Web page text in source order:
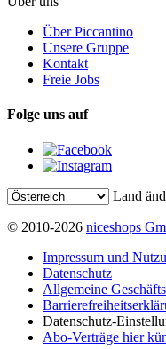
Über Piccantino
Unsere Gruppe
Kontakt
Freie Jobs
Folge uns auf
Land
© 2010-2026 niceshops
Impressum und
Datenschutz
Allgemeine
Datenschutz-
Abo-Verträge hier